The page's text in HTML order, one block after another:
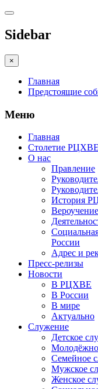
Sidebar
×
Главная
Предстоящие
Меню
Главная
Столетие РЦХВЕ
О нас
Правление
История
Вероучение
России
Адрес и
Пресс-релизы
Новости
В РЦХВЕ
В России
В мире
Актуально
Служение
Детское
Семейное
Мужское
Женское